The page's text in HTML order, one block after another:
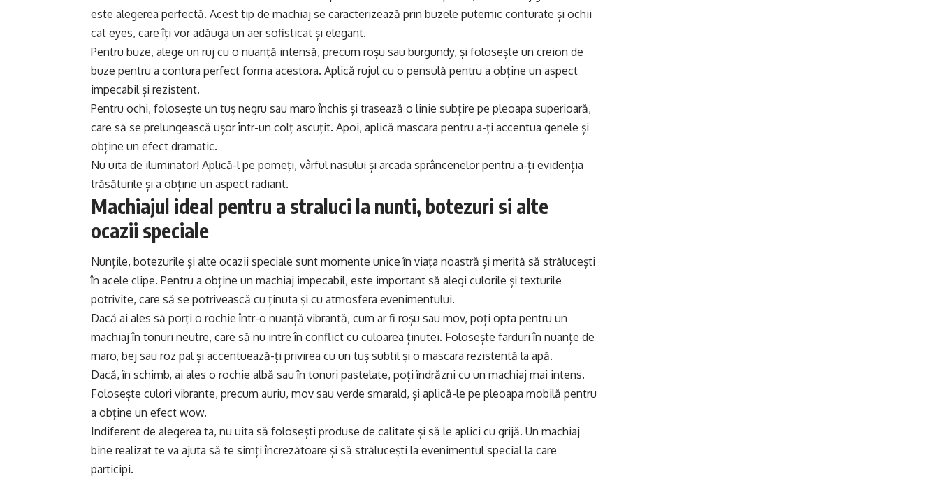
este alegerea perfectă. Acest tip de machiaj se caracterizează prin buzele puternic conturate și ochii
cat eyes, care îți vor adăuga un aer sofisticat și elegant.
Pentru buze, alege un ruj cu o nuanță intensă, precum roșu sau burgundy, și folosește un creion de
buze pentru a contura perfect forma acestora. Aplică rujul cu o pensulă pentru a obține un aspect
impecabil și rezistent.
Pentru ochi, folosește un tuș negru sau maro închis și trasează o linie subțire pe pleoapa superioară,
care să se prelungească ușor într-un colț ascuțit. Apoi, aplică mascara pentru a-ți accentua genele și
obține un efect dramatic.
Nu uita de iluminator! Aplică-l pe pomeți, vârful nasului și arcada sprâncenelor pentru a-ți evidenția
trăsăturile și a obține un aspect radiant.
Machiajul ideal pentru a straluci la nunti, botezuri si alte
ocazii speciale
Nunțile, botezurile și alte ocazii speciale sunt momente unice în viața noastră și merită să strălucești
în acele clipe. Pentru a obține un machiaj impecabil, este important să alegi culorile și texturile
potrivite, care să se potrivească cu ținuta și cu atmosfera evenimentului.
Dacă ai ales să porți o rochie într-o nuanță vibrantă, cum ar fi roșu sau mov, poți opta pentru un
machiaj în tonuri neutre, care să nu intre în conflict cu culoarea ținutei. Folosește farduri în nuanțe de
maro, bej sau roz pal și accentuează-ți privirea cu un tuș subtil și o mascara rezistentă la apă.
Dacă, în schimb, ai ales o rochie albă sau în tonuri pastelate, poți îndrăzni cu un machiaj mai intens.
Folosește culori vibrante, precum auriu, mov sau verde smarald, și aplică-le pe pleoapa mobilă pentru
a obține un efect wow.
Indiferent de alegerea ta, nu uita să folosești produse de calitate și să le aplici cu grijă. Un machiaj
bine realizat te va ajuta să te simți încrezătoare și să strălucești la evenimentul special la care
participi.